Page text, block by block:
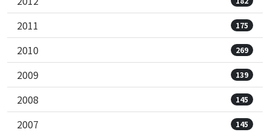
2011 175
2010 269
2009 139
2008 145
2007 145